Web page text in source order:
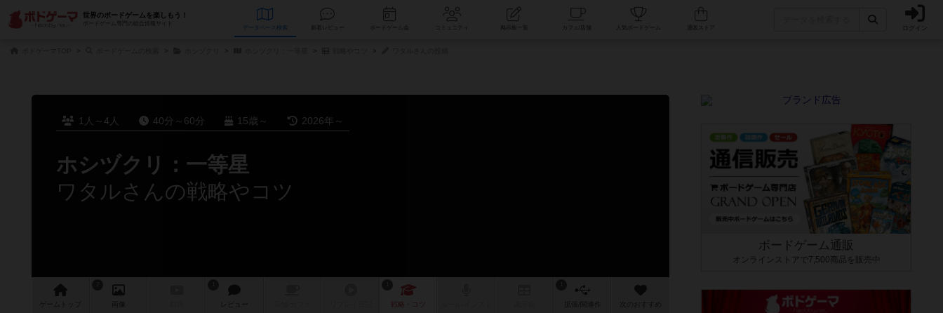
世界のボードゲームを楽しもう！
ボードゲーム専門の総合情報サイト
データベース コミュニティ 人気ボードゲーム ログイン
1人～4人 40分～60分 15歳～ 2026年～
ホシヅクリ：一等星
ワタルさんの戦略やコツ
ゲーム 画像 レビュー 戦略 ・コツ 作 次のおすすめ
ボードゲーム通販
オンラインストアで7,500商品を販売中